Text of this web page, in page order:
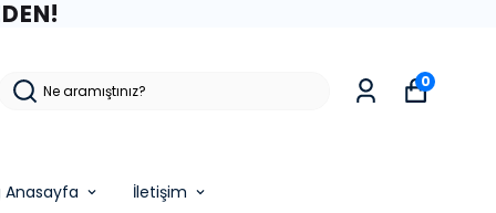
Anasayfa İletişim
0